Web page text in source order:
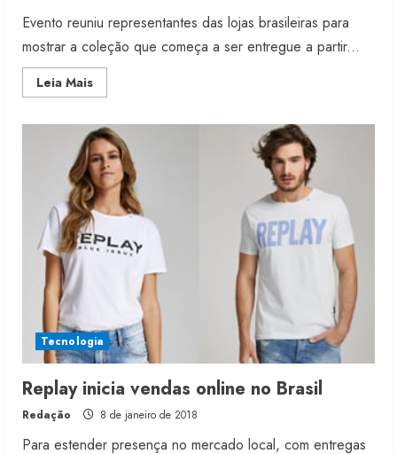
Evento reuniu representantes das lojas brasileiras para
mostrar a coleção que começa a ser entregue a partir...
Leia MaisRead
more
anuncia
verão
2019
para
parceiros
Tecnologia
Replay inicia vendas online no Brasil
Redação 8 de janeiro de 2018
Para estender presença no mercado local, com entregas
2
Moda vende US$63,7 bilhões em
produtos licenciados
6 de agosto de 2026
Renata Caixeta assume Movimento
Sou de Algodão